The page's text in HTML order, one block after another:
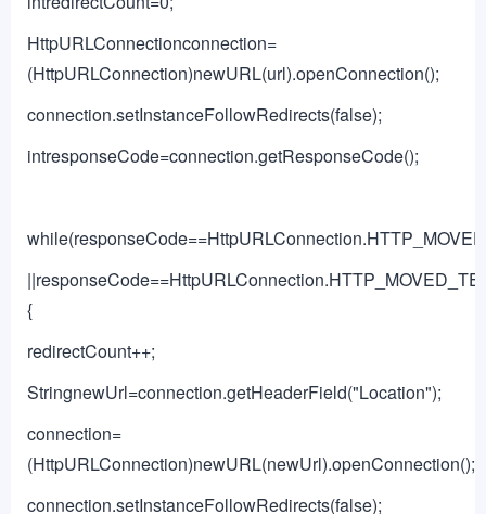
HttpURLConnectionconnection=
(HttpURLConnection)newURL(url).openConnection();
connection.setInstanceFollowRedirects(false);
intresponseCode=connection.getResponseCode();
{
redirectCount++;
StringnewUrl=connection.getHeaderField("Location");
connection=
(HttpURLConnection)newURL(newUrl).openConnection();
connection.setInstanceFollowRedirects(false);